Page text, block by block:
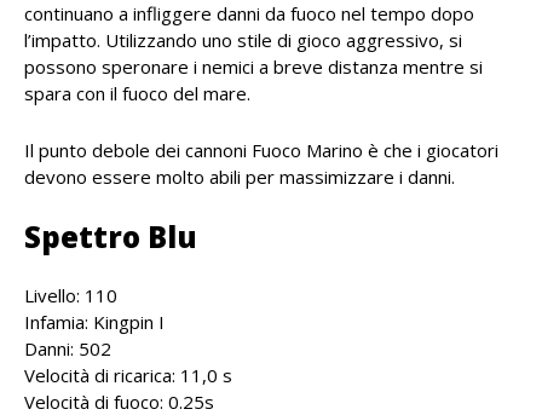
continuano a infliggere danni da fuoco nel tempo dopo
l’impatto. Utilizzando uno stile di gioco aggressivo, si
possono speronare i nemici a breve distanza mentre si
spara con il fuoco del mare.
Il punto debole dei cannoni Fuoco Marino è che i giocatori
devono essere molto abili per massimizzare i danni.
Spettro Blu
Livello: 110
Infamia: Kingpin I
Danni: 502
Velocità di ricarica: 11,0 s
Velocità di fuoco: 0.25s